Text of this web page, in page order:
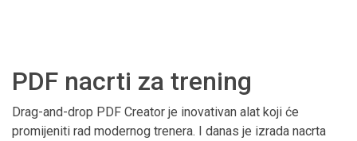
PDF nacrti za trening
Drag-and-drop PDF Creator je inovativan alat koji će
promijeniti rad modernog trenera. I danas je izrada nacrta